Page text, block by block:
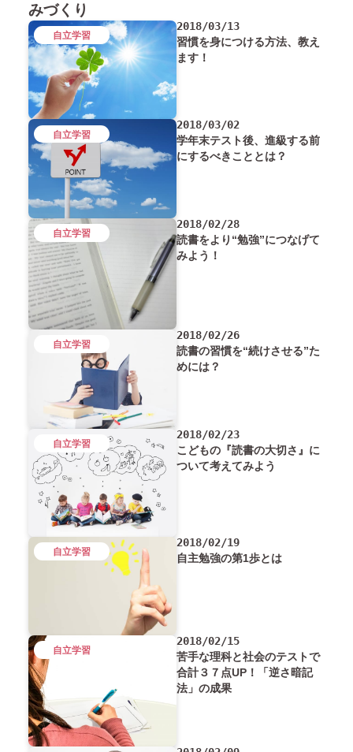
みづくり
2018/03/13
習慣を身につける方法、教え
ます！
自立学習
2018/03/02
学年末テスト後、進級する前
にするべきこととは？
自立学習
2018/02/28
読書をより“勉強”につなげて
みよう！
自立学習
2018/02/26
読書の習慣を“続けさせる”た
めには？
自立学習
2018/02/23
こどもの『読書の大切さ』に
ついて考えてみよう
自立学習
2018/02/19
自主勉強の第1歩とは
自立学習
2018/02/15
苦手な理科と社会のテストで
合計３７点UP！「逆さ暗記
法」の成果
自立学習